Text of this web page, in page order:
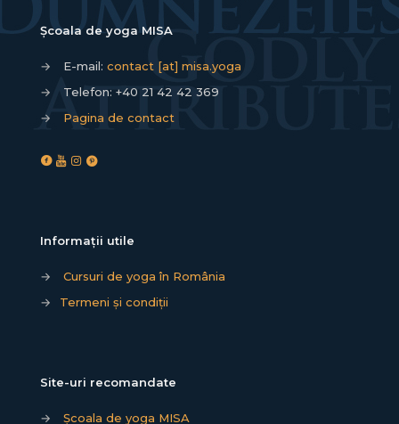
Școala de yoga MISA
→ E-mail: contact [at] misa.yoga
→
Telefon: +40 21 42 42 369
→
Pagina de contact
Informații utile
→
Cursuri de yoga în România
→
Termeni și condiții
Site-uri recomandate
→ Școala de yoga MISA